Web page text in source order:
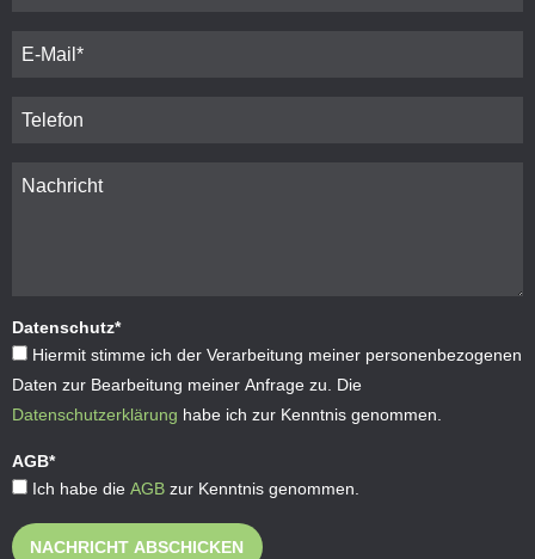
Datenschutz*
Hiermit stimme ich der Verarbeitung meiner personenbezogenen
Daten zur Bearbeitung meiner Anfrage zu. Die
Datenschutzerklärung habe ich zur Kenntnis genommen.
AGB*
Ich habe die AGB zur Kenntnis genommen.
NACHRICHT ABSCHICKEN